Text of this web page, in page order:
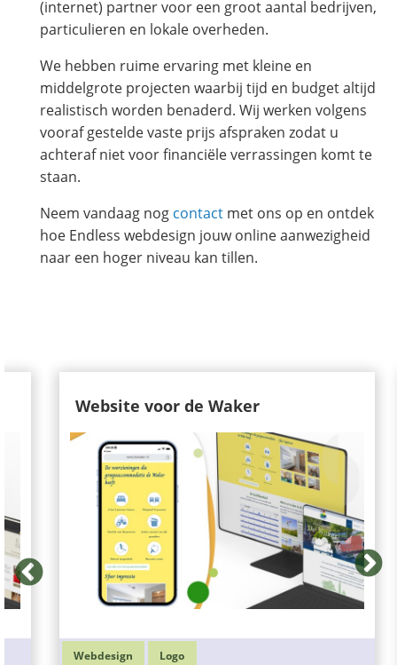
(internet) partner voor een groot aantal bedrijven,
particulieren en lokale overheden.
We hebben ruime ervaring met kleine en
middelgrote projecten waarbij tijd en budget altijd
realistisch worden benaderd. Wij werken volgens
vooraf gestelde vaste prijs afspraken zodat u
achteraf niet voor financiële verrassingen komt te
staan.
Neem vandaag nog contact met ons op en ontdek
hoe Endless webdesign jouw online aanwezigheid
naar een hoger niveau kan tillen.
Website voor de Waker
Webdesign Logo